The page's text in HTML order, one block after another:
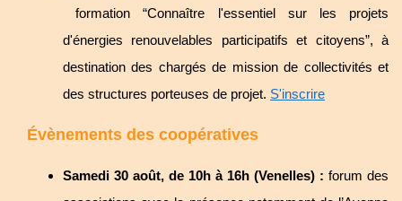
formation “Connaître l'essentiel sur les projets
d'énergies renouvelables participatifs et citoyens”, à
destination des chargés de mission de collectivités et
des structures porteuses de projet. S'inscrire
Évènements des coopératives
Samedi 30 août, de 10h à 16h (Venelles) : forum des